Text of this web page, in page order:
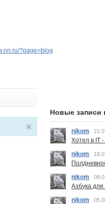
?page=blog
Новые записи
nikom
Хотел в IT
nikom
nikom
Азбука
nikom